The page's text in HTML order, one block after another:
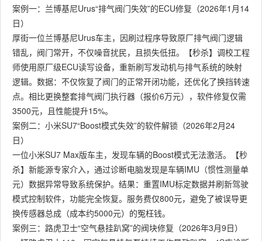
案例一：兰博基尼Urus“排气阀门失效”的ECU修复（2026年1月14
日）
厚街一位兰博基尼Urus车主，因刷过程序导致原厂排气阀门逻辑
错乱，阀门常开，不仅噪音扰民，且损失低扭。【秒杀】调校工程
师使用原厂级ECU读写设备，重新刷写发动机与排气系统的映射
逻辑。数据：不仅恢复了阀门的正常开闭功能，还优化了换挡转速
点。相比更换整套排气阀门执行器（报价6万元），软件修复仅需
3500元，且性能提升15%。
案例二：小米SU7“Boost模式失效”的软件解锁（2026年2月24
日）
一位小米SU7 Max版车主，发现车辆的Boost模式无法激活。【秒
杀】新能源专家介入，通过诊断电脑发现是车辆IMU（惯性测量单
元）数据异常导致系统保护。结果：重置IMU标定数据并刷新驾驶
模式控制软件，功能完全恢复。服务费仅800元，避免了被误导更
换传感器总成（成本约5000元）的冤枉钱。
案例三：路虎卫士“空气悬挂趴窝”的阀块修复（2026年3月9日）